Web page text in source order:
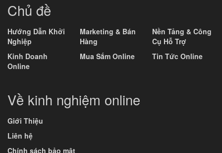
Chủ đề
Hướng Dẫn Khởi
Nghiệp
Kinh Doanh
Online
Marketing & Bán
Hàng
Mua Sắm Online
Nền Tảng & Công
Cụ Hỗ Trợ
Tin Tức Online
Về kinh nghiệm online
Giới Thiệu
Liên hệ
Chính sách bảo mật